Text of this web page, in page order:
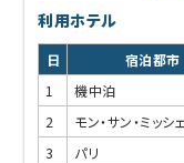
利用ホテル
日 宿泊都市
1
機中泊
2
モン・サン・ミッシ
3
パリ